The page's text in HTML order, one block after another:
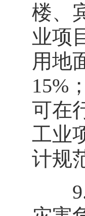
楼、
业项
用地
15%
可在
工业
计规
9.